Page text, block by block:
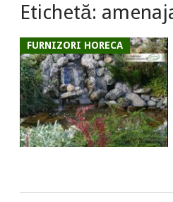
Etichetă:
FURNIZORI HORECA